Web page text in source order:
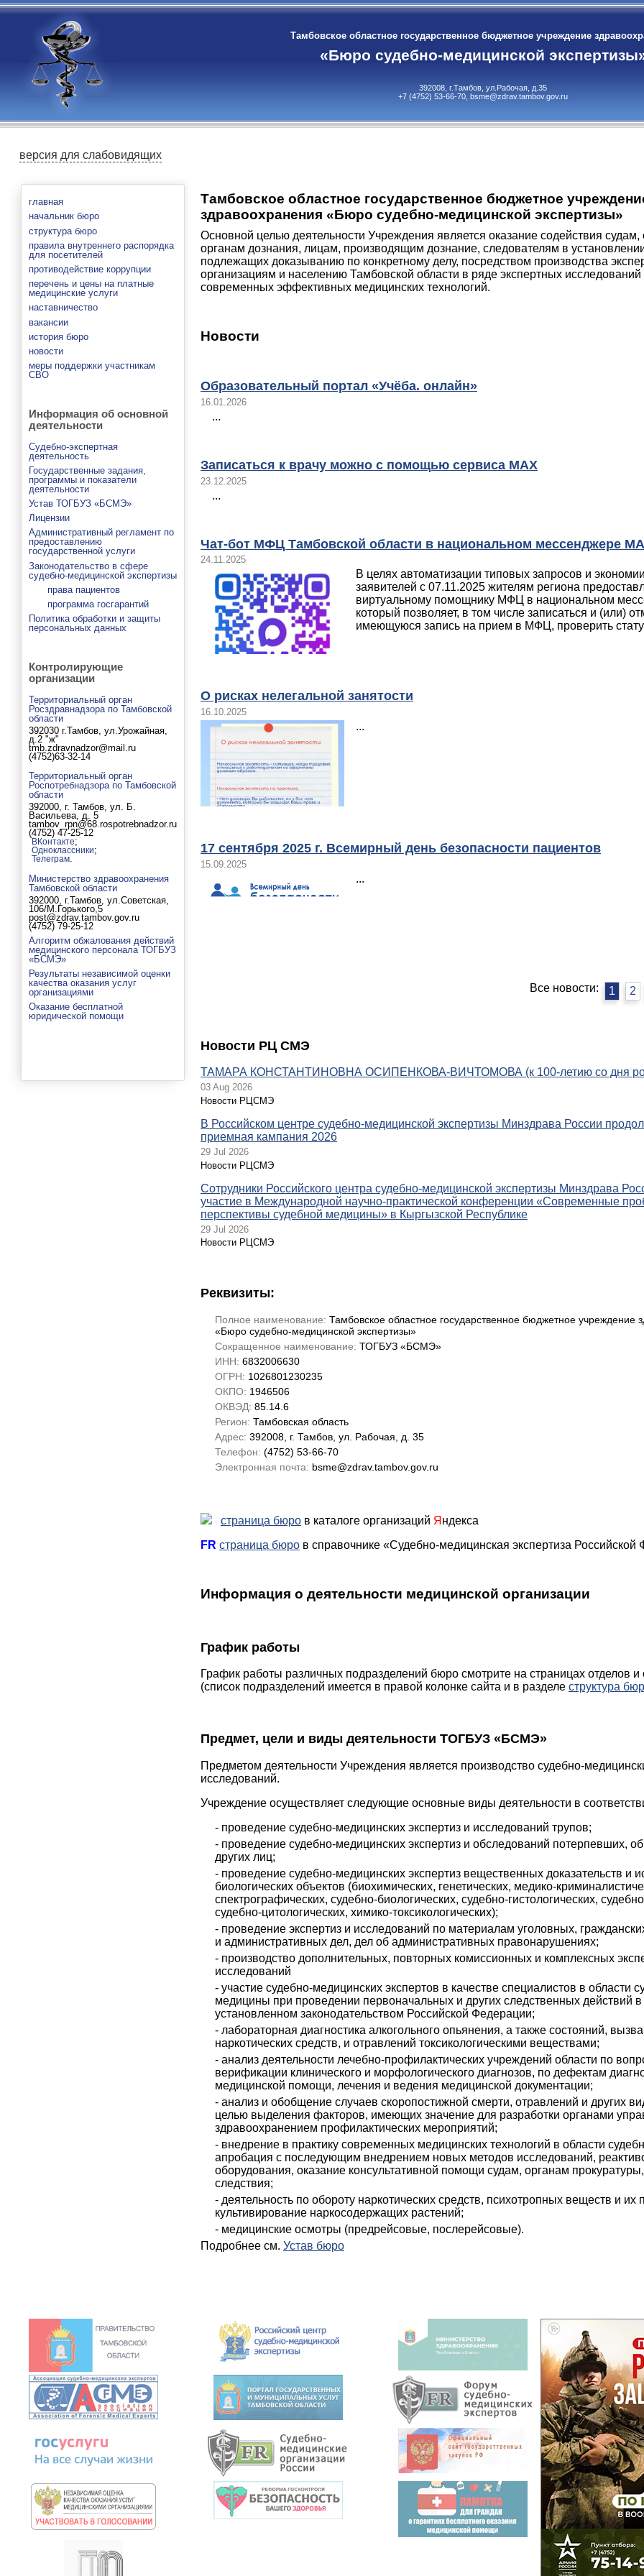
Тамбовское областное государственное бюджетное учреждение
«Бюро судебно-медицинской
392008, г.Тамбов, ул.Рабочая, д.35
+7 (4752) 53-66-70, bsme@zdrav.tambov.gov.ru
версия для слабовидящих
главная
начальник бюро
структура бюро
правила внутреннего распорядка
для посетителей
противодействие коррупции
перечень и цены на платные
медицинские услуги
наставничество
вакансии
история бюро
новости
меры поддержки участникам
СВО
Информация об основной
деятельности
Судебно-экспертная
деятельность
Государственные задания,
программы и показатели
деятельности
Устав ТОГБУЗ «БСМЭ»
Лицензии
Административный регламент по
предоставлению
государственной услуги
Законодательство в сфере
судебно-медицинской экспертизы
права пациентов
программа госгарантий
Политика обработки и защиты
персональных данных
Контролирующие
организации
Территориальный орган
Росздравнадзора по Тамбовской
области
392030 г.Тамбов, ул.Урожайная,
д.2 "ж"
tmb.zdravnadzor@mail.ru
(4752)63-32-14
Территориальный орган
Роспотребнадзора по Тамбовской
области
392000, г. Тамбов, ул. Б.
Васильева, д. 5
tambov_rpn@68.rospotrebnadzor.ru
(4752) 47-25-12
ВКонтакте;
Одноклассники;
Телеграм.
Министерство здравоохранения
Тамбовской области
392000, г.Тамбов, ул.Советская,
106/М.Горького,5
post@zdrav.tambov.gov.ru
(4752) 79-25-12
Алгоритм обжалования действий
медицинского персонала ТОГБУЗ
«БСМЭ»
Результаты независимой оценки
качества оказания услуг
организациями
Оказание бесплатной
юридической помощи
Тамбовское областное государственное бюджетное
здравоохранения «Бюро судебно-медицинской экспертизы»
Основной целью деятельности Учреждения является оказание содействия судам,
органам дознания, лицам, производящим дознание, следователям в
подлежащих доказыванию по конкретному делу, посредством производства
организациям и населению Тамбовской области в ряде экспертных
современных эффективных медицинских технологий.
Новости
Образовательный портал «Учёба. онлайн»
16.01.2026
...
Записаться к врачу можно с помощью сервиса МАХ
23.12.2025
...
Чат-бот МФЦ Тамбовской области в национальном мессенджере
24.11.2025
В целях автоматизации типовых запросов и
заявителей c 07.11.2025 жителям региона
виртуальному помощнику МФЦ в национальном
который позволяет, в том числе записаться и (или)
имеющуюся запись на прием в МФЦ, проверить
О рисках нелегальной занятости
16.10.2025
...
17 сентября 2025 г. Всемирный день безопасности пациентов
15.09.2025
...
Все новости: 1 2
Новости РЦ СМЭ
ТАМАРА КОНСТАНТИНОВНА ОСИПЕНКОВА-ВИЧТОМОВА (к 100-летию со дня
03 Aug 2026
Новости РЦСМЭ
В Российском центре судебно-медицинской экспертизы Минздрава России
приемная кампания 2026
29 Jul 2026
Новости РЦСМЭ
Сотрудники Российского центра судебно-медицинской экспертизы Минздрава
участие в Международной научно-практической конференции «Современные
перспективы судебной медицины» в Кыргызской Республике
29 Jul 2026
Новости РЦСМЭ
Реквизиты:
Полное наименование: Тамбовское областное государственное бюджетное учреждение
«Бюро судебно-медицинской экспертизы»
Сокращенное наименование: ТОГБУЗ «БСМЭ»
ИНН: 6832006630
ОГРН: 1026801230235
ОКПО: 1946506
ОКВЭД: 85.14.6
Регион: Тамбовская область
Адрес: 392008, г. Тамбов, ул. Рабочая, д. 35
Телефон: (4752) 53-66-70
Электронная почта: bsme@zdrav.tambov.gov.ru
cтраница бюро в каталоге организаций Я ндекса
FR cтраница бюро в справочнике «Судебно-медицинская экспертиза Российской
Информация о деятельности медицинской организации
График работы
График работы различных подразделений бюро смотрите на страницах отделов и
(список подразделений имеется в правой колонке сайта и в разделе структура
Предмет, цели и виды деятельности ТОГБУЗ «БСМЭ»
Предметом деятельности Учреждения является производство судебно-
исследований.
Учреждение осуществляет следующие основные виды деятельности в
- проведение судебно-медицинских экспертиз и исследований трупов;
- проведение судебно-медицинских экспертиз и обследований потерпевших,
других лиц;
- проведение судебно-медицинских экспертиз вещественных доказательств и
биологических объектов (биохимических, генетических, медико-
спектрографических, судебно-биологических, судебно-гистологических,
судебно-цитологических, химико-токсикологических);
- проведение экспертиз и исследований по материалам уголовных,
и административных дел, дел об административных правонарушениях;
- производство дополнительных, повторных комиссионных и комплексных
исследований
- участие судебно-медицинских экспертов в качестве специалистов в области
медицины при проведении первоначальных и других следственных действий в
установленном законодательством Российской Федерации;
- лабораторная диагностика алкогольного опьянения, а также состояний,
наркотических средств, и отравлений токсикологическими веществами;
- анализ деятельности лечебно-профилактических учреждений области по
верификации клинического и морфологического диагнозов, по дефектам
медицинской помощи, лечения и ведения медицинской документации;
- анализ и обобщение случаев скоропостижной смерти, отравлений и других
целью выделения факторов, имеющих значение для разработки органами
здравоохранением профилактических мероприятий;
- внедрение в практику современных медицинских технологий в области
апробация с последующим внедрением новых методов исследований,
оборудования, оказание консультативной помощи судам, органам
следствия;
- деятельность по обороту наркотических средств, психотропных веществ и их
культивирование наркосодержащих растений;
- медицинские осмотры (предрейсовые, послерейсовые).
Подробнее см. Устав бюро